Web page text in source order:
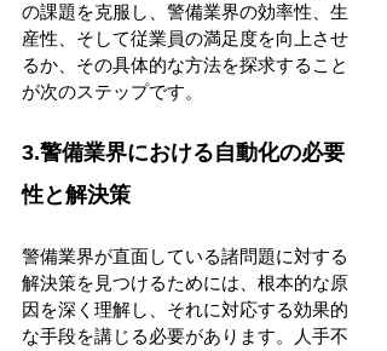
の課題を克服し、警備業界の効率性、生
産性、そして従業員の満足度を向上させ
るか、その具体的な方法を探求すること
が次のステップです。
3.警備業界における自動化の必要
性と解決策
警備業界が直面している諸問題に対する
解決策を見つけるためには、根本的な原
因を深く理解し、それに対応する効果的
な手段を講じる必要があります。人手不